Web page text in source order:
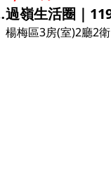
房車
楊梅區3房(室)2廳2衛